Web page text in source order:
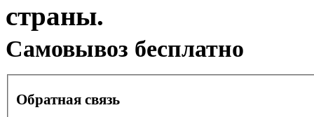
страны.
Cамовывоз бесплатно
Обратная связь